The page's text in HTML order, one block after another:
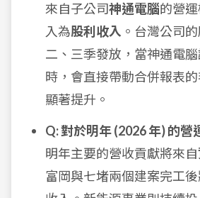
來自子公司神通電腦的營
入為股利收入 。台灣公司
二、三季發放，當神通電
時，會直接帶動合併報表
顯著提升。
Q: 對於明年 (2026 年) 的營
明年主要的營收貢獻將來自
富岡與七堵兩個建案完工